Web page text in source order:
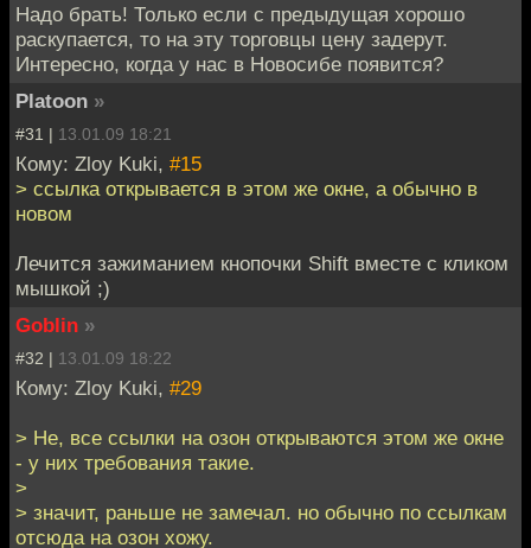
Надо брать! Только если с предыдущая хорошо
раскупается, то на эту торговцы цену задерут.
Интересно, когда у нас в Новосибе появится?
Platoon »
#31 | 13.01.09 18:21
Кому: Zloy Kuki, #15
> ссылка открывается в этом же окне, а обычно в
новом
Лечится зажиманием кнопочки Shift вместе с кликом
мышкой ;)
Goblin »
#32 | 13.01.09 18:22
Кому: Zloy Kuki, #29
> Не, все ссылки на озон открываются этом же окне
- у них требования такие.
>
> значит, раньше не замечал. но обычно по ссылкам
отсюда на озон хожу.